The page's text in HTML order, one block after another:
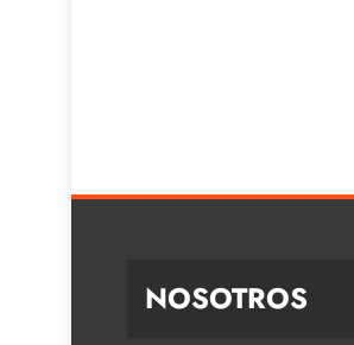
NOSOTROS